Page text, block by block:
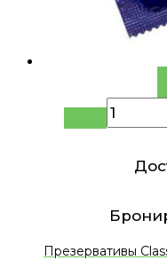
Презервативы